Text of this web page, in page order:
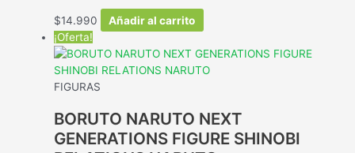
$14.990
Añadir al carrito
¡Oferta!
FIGURAS
BORUTO NARUTO NEXT
GENERATIONS FIGURE SHINOBI